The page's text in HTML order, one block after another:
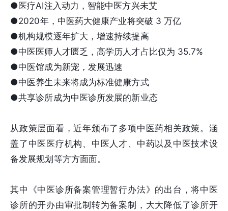
●医疗AI注入动力，智能中医方兴未艾
●2020年，中医药大健康产业将突破 3 万亿
●机构规模逐年扩大，增速持续提高
●中医医师人才匮乏，高学历人才占比仅为 35.7%
●中医馆成为新宠，发展迅速
●中医养生未来将成为标准健康方式
●共享诊所成为中医诊所发展的新业态
从政策层面看，近年颁布了多项中医药相关政策。涵
盖了中医医疗机构、中医人才、中药以及中医技术设
备发展规划等方方面面。
其中《中医诊所备案管理暂行办法》的出台，将中医
诊所的开办由审批制转为备案制，大大降低了诊所开